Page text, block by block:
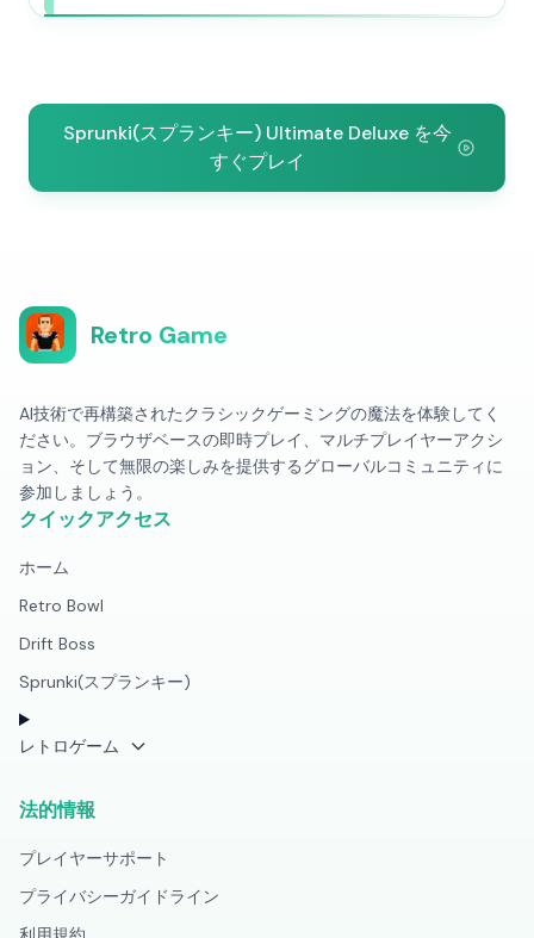
Sprunki(スプランキー) Ultimate Deluxe を今
すぐプレイ
Retro Game
AI技術で再構築されたクラシックゲーミングの魔法を体験してく
ださい。ブラウザベースの即時プレイ、マルチプレイヤーアクシ
ョン、そして無限の楽しみを提供するグローバルコミュニティに
参加しましょう。
クイックアクセス
ホーム
Retro Bowl
Drift Boss
Sprunki(スプランキー)
レトロゲーム
法的情報
プレイヤーサポート
プライバシーガイドライン